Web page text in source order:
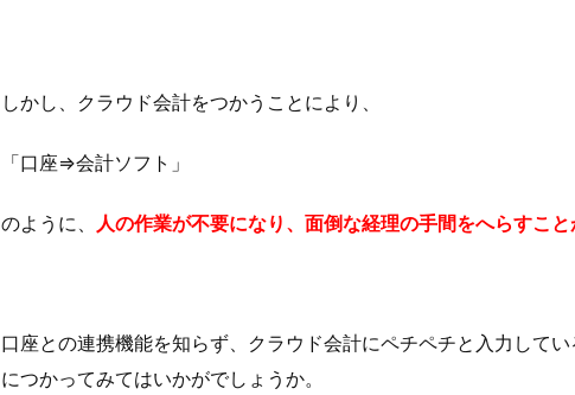
しかし、クラウド会計をつかうことにより、
「口座⇒会計ソフト」
のように、 人の作業が不要になり、面倒な経理の手間をへらすこと
口座との連携機能を知らず、クラウド会計にペチペチと入力して
につかってみてはいかがでしょうか。